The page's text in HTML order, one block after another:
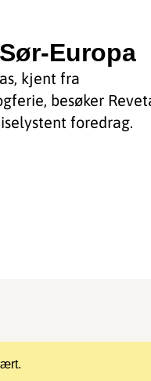
Europa
kjent fra
besøker
foredrag.